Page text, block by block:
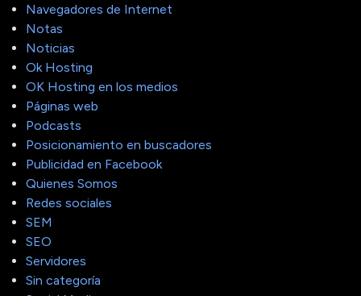
Navegadores de Internet
Notas
Noticias
Ok Hosting
OK Hosting en los medios
Páginas web
Podcasts
Posicionamiento en buscadores
Publicidad en Facebook
Quienes Somos
Redes sociales
SEM
SEO
Servidores
Sin categoría